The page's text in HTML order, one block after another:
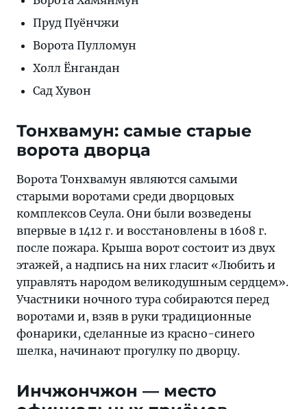
Пруд Пуёнчжи
Ворота Пулломун
Холл Ёнгандан
Сад Хувон
Тонхвамун: самые старые
ворота дворца
Ворота Тонхвамун являются самыми
старыми воротами среди дворцовых
комплексов Сеула. Они были возведены
впервые в 1412 г. и восстановлены в 1608 г.
после пожара. Крыша ворот состоит из двух
этажей, а надпись на них гласит «Любить и
управлять народом великодушным сердцем».
Участники ночного тура собираются перед
воротами и, взяв в руки традиционные
фонарики, сделанные из красно-синего
шелка, начинают прогулку по дворцу.
Инчжончжон — место